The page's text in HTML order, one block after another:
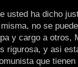
usted ha dicho
no se
y cargo a otros,
rigurosa, y asi
que